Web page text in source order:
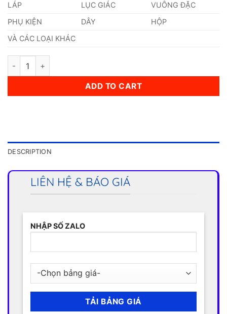
LÁP
LỤC GIÁC
VUÔNG ĐẶC
PHỤ KIỆN
DÂY
HỘP
VÀ CÁC LOẠI KHÁC
Dây Inox 0,65mm quantity
ADD TO CART
DESCRIPTION
LIÊN HỆ & BÁO GIÁ
NHẬP SỐ ZALO